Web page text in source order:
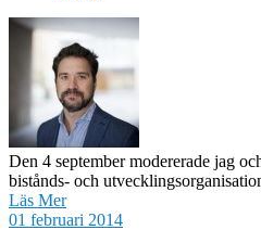
Den 4 september modererade jag
bistånds- och
Läs Mer
01 februari 2014